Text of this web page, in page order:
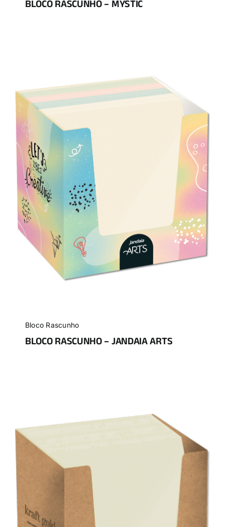
BLOCO RASCUNHO – MYSTIC
Bloco Rascunho
BLOCO RASCUNHO – JANDAIA ARTS